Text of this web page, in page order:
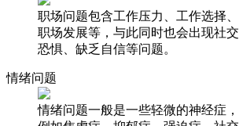
职场问题包含工作压力、工作选择、
职场发展等，与此同时也会出现社交
恐惧、缺乏自信等问题。
情绪问题
情绪问题一般是一些轻微的神经症，